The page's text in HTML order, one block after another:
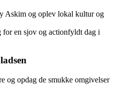
Askim og oplev lokal kultur og
en sjov og actionfyldt dag i
og opdag de smukke omgivelser